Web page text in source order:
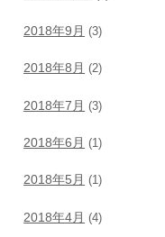
2018年9月 (3)
2018年8月 (2)
2018年7月 (3)
2018年6月 (1)
2018年5月 (1)
2018年4月 (4)